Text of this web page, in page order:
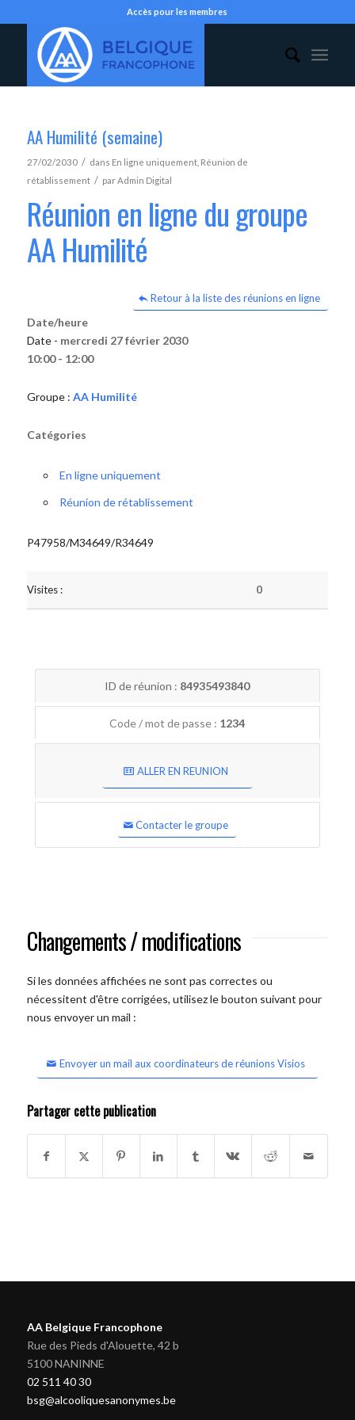
Accès pour les membres
AA Humilité (semaine)
27/02/2030 / dans En ligne uniquement, Réunion de
rétablissement / parAdmin Digital
Réunion en ligne du groupe
AA Humilité
Retour à la liste des réunions en ligne
Date/heure
Date - mercredi 27 février 2030
10:00 - 12:00
Groupe : AA Humilité
Catégories
En ligne uniquement
Réunion de rétablissement
P47958/M34649/R34649
Visites : 0
ID de réunion : 84935493840
Code / mot de passe : 1234
ALLER EN REUNION
Contacter le groupe
Changements / modifications
Si les données affichées ne sont pas correctes ou
nécessitent d'être corrigées, utilisez le bouton suivant pour
nous envoyer un mail :
Envoyer un mail aux coordinateurs de réunions Visios
Partager cette publication
AA Belgique Francophone
Rue des Pieds d'Alouette, 42 b
5100 NANINNE
02 511 40 30
bsg@alcooliquesanonymes.be